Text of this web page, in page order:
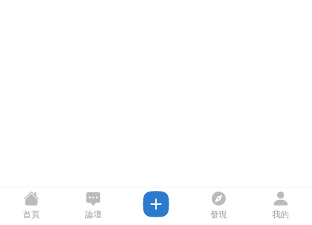
首頁 論壇 發現 我的